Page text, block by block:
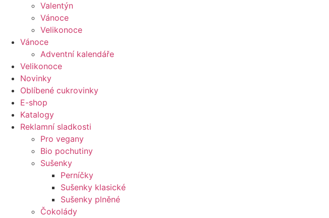
Valentýn
Vánoce
Velikonoce
Vánoce
Adventní kalendáře
Velikonoce
Novinky
Oblíbené cukrovinky
E-shop
Katalogy
Reklamní sladkosti
Pro vegany
Bio pochutiny
Sušenky
Perníčky
Sušenky klasické
Sušenky plněné
Čokolády